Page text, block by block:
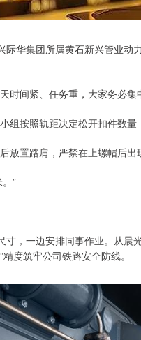
际华集团所属黄石新兴管业
时间紧、任务重，大家务必集
组按照轨距决定松开扣件数
放置路肩，严禁在上螺帽后出
”
寸，一边安排同事作业。从
度筑牢公司铁路安全防线。